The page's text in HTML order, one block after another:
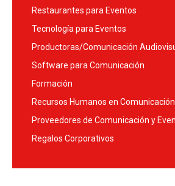
Restaurantes para Eventos
Tecnología para Eventos
Productoras/Comunicación
Software para Comunicación
Formación
Recursos Humanos en Comunicación
Proveedores de Comunicación y
Regalos Corporativos